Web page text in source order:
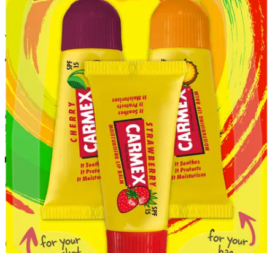
Tuotekuvaus
Carmex Minis, jotka ovat kooltaan pieniä, mutta maultaan suuria. 3
hedelmäistä makua, mansikka-, kirsikka- ja ananasminttua.
Rauhoittaa, ravitsee ja kosteuttaa huuliasi suojakertoimella SPF 15
Ominaisuudet
Oletko tyytyväinen tuotetietoihin?